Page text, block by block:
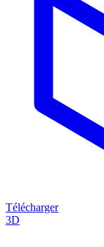
Télécharger
3D